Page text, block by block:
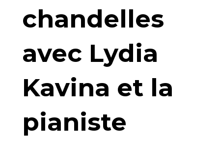
chandelles
avec Lydia
Kavina et la
pianiste